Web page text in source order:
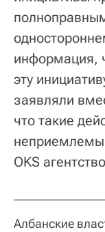
информация,
эту
заявляли
что такие
OKS агентство
Албанские